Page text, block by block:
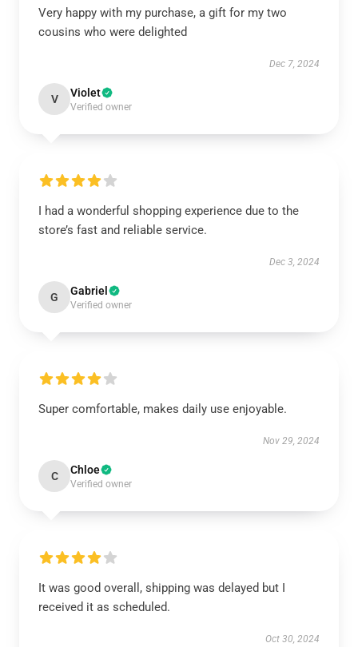
Very happy with my purchase, a gift for my two
cousins who were delighted
Dec 7, 2024
V Violet
Verified owner
I had a wonderful shopping experience due to the
store’s fast and reliable service.
Dec 3, 2024
G Gabriel
Verified owner
Super comfortable, makes daily use enjoyable.
Nov 29, 2024
C Chloe
Verified owner
It was good overall, shipping was delayed but I
received it as scheduled.
Oct 30, 2024